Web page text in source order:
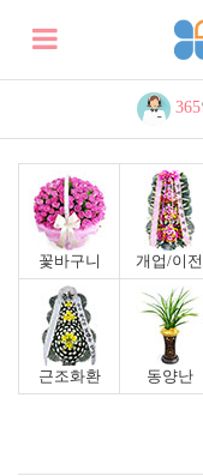
365
꽃바구니 개업/이전
근조화환 동양난